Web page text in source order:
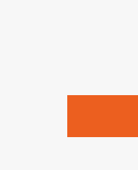
は、本規約の規定が優先して適
1. 「本サービス」とは、当社
みます）及びこれらサービス
「SEBook」「SEShop」「